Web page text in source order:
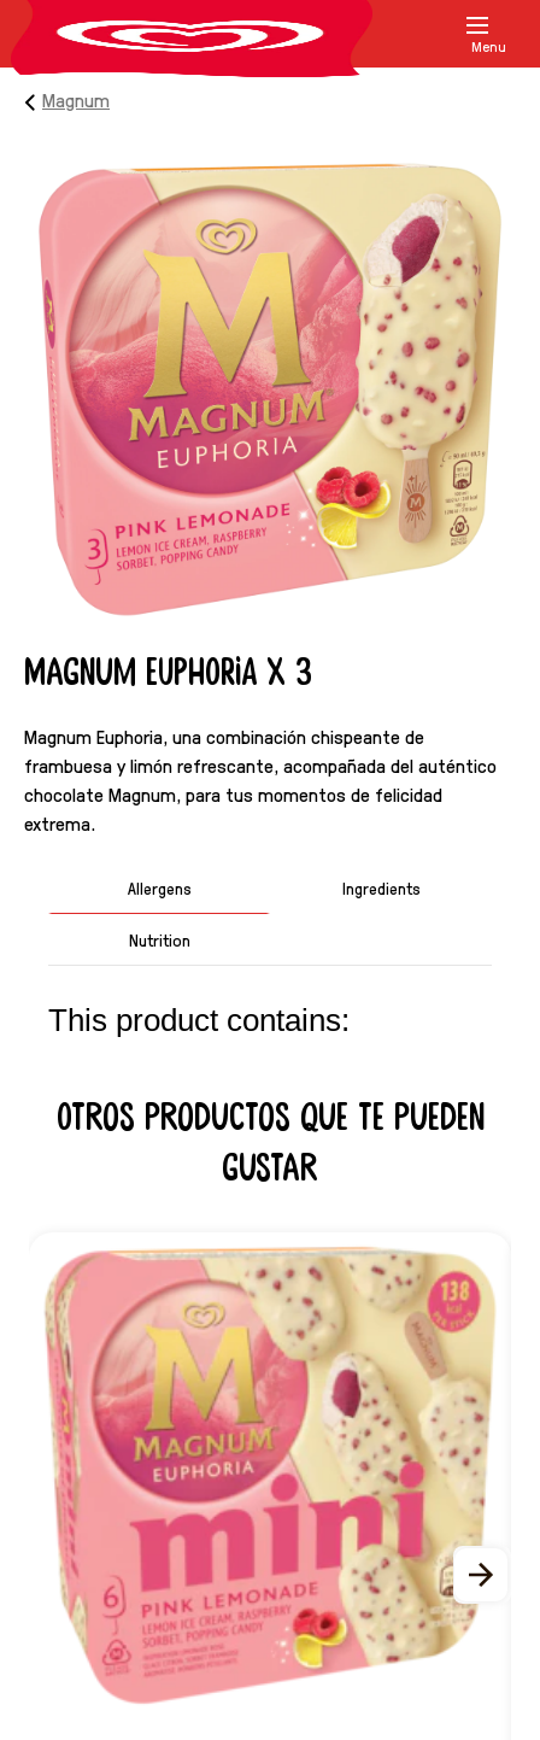
Menu
Magnum
Magnum EUPHORIA X 3
Magnum Euphoria, una combinación chispeante de
frambuesa y limón refrescante, acompañada del auténtico
chocolate Magnum, para tus momentos de felicidad
extrema.
Allergens Ingredients
Nutrition
This product contains:
Otros productos que te pueden
gustar